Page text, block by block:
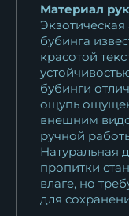
Материал
бубинга
красотой
бубинги
ощупь
внешним
ручной
Натуральная
пропитки
влаге, но
для